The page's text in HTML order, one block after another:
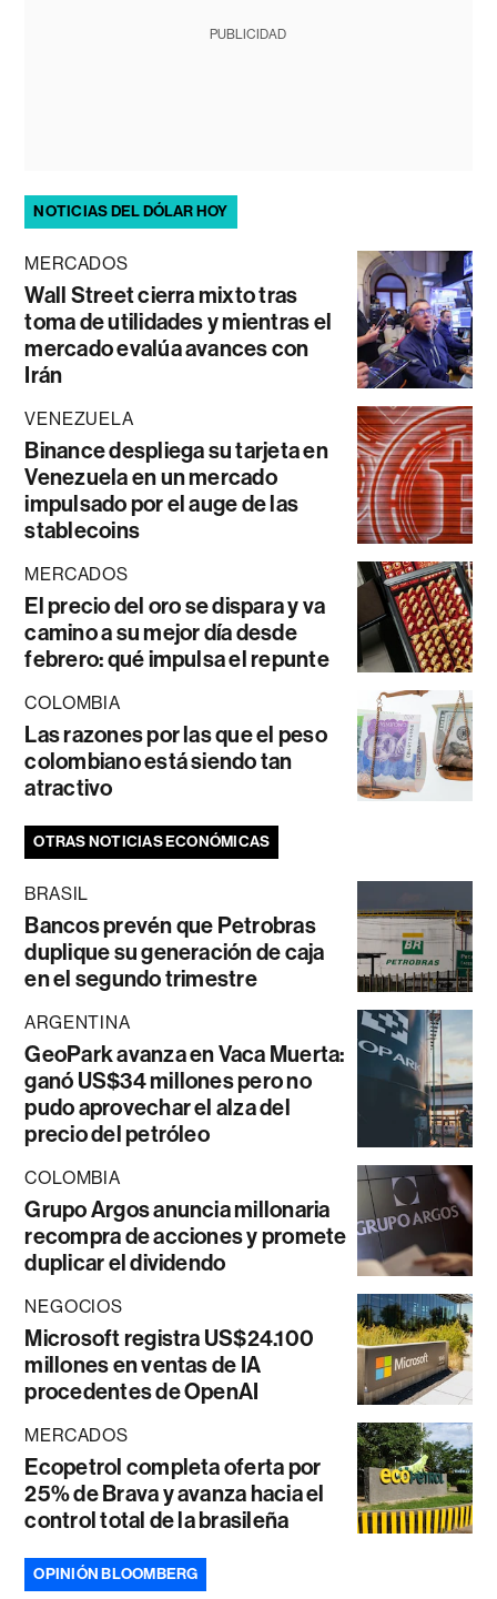
PUBLICIDAD
NOTICIAS DEL DÓLAR HOY
MERCADOS
Wall Street cierra mixto tras
toma de utilidades y mientras el
mercado evalúa avances con
Irán
VENEZUELA
Binance despliega su tarjeta en
Venezuela en un mercado
impulsado por el auge de las
stablecoins
MERCADOS
El precio del oro se dispara y va
camino a su mejor día desde
febrero: qué impulsa el repunte
COLOMBIA
Las razones por las que el peso
colombiano está siendo tan
atractivo
OTRAS NOTICIAS ECONÓMICAS
BRASIL
Bancos prevén que Petrobras
duplique su generación de caja
en el segundo trimestre
ARGENTINA
GeoPark avanza en Vaca Muerta:
ganó US$34 millones pero no
pudo aprovechar el alza del
precio del petróleo
COLOMBIA
Grupo Argos anuncia millonaria
recompra de acciones y promete
duplicar el dividendo
NEGOCIOS
Microsoft registra US$24.100
millones en ventas de IA
procedentes de OpenAI
MERCADOS
Ecopetrol completa oferta por
25% de Brava y avanza hacia el
control total de la brasileña
OPINIÓN BLOOMBERG